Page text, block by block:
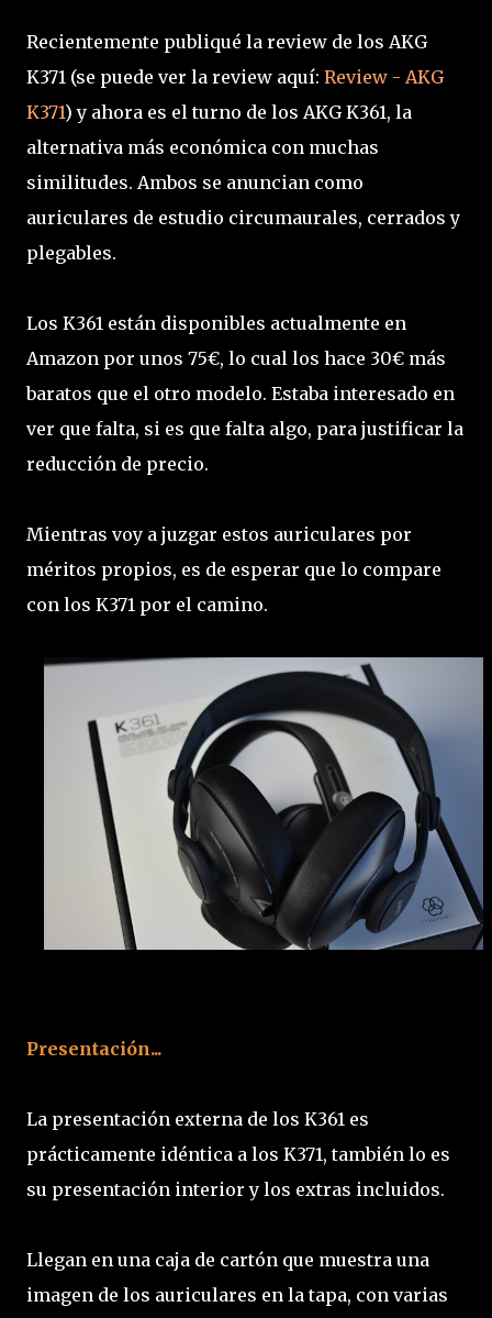
Recientemente publiqué la review de los AKG
K371 (se puede ver la review aquí: Review - AKG
K371) y ahora es el turno de los AKG K361, la
alternativa más económica con muchas
similitudes. Ambos se anuncian como
auriculares de estudio circumaurales, cerrados y
plegables.
Los K361 están disponibles actualmente en
Amazon por unos 75€, lo cual los hace 30€ más
baratos que el otro modelo. Estaba interesado en
ver que falta, si es que falta algo, para justificar la
reducción de precio.
Mientras voy a juzgar estos auriculares por
méritos propios, es de esperar que lo compare
con los K371 por el camino.
Presentación...
La presentación externa de los K361 es
prácticamente idéntica a los K371, también lo es
su presentación interior y los extras incluidos.
Llegan en una caja de cartón que muestra una
imagen de los auriculares en la tapa, con varias